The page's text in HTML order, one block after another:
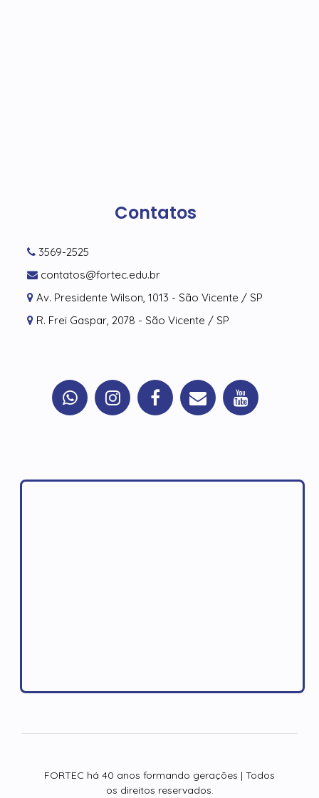
Contatos
3569-2525
contatos@fortec.edu.br
Av. Presidente Wilson, 1013 - São Vicente / SP
R. Frei Gaspar, 2078 - São Vicente / SP
FORTEC há 40 anos formando gerações | Todos
os direitos reservados.